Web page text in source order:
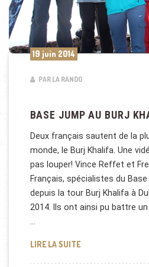
19 juin 2014
PAR LA RANDO
BASE JUMP AU BURJ
Deux français sautent de la
monde, le Burj Khalifa. Une
pas louper! Vince Reffet et
Français, spécialistes du
depuis la tour Burj Khalifa à
2014. Ils ont ainsi pu battre
…
LIRE LA SUITEBASE JUMP AU